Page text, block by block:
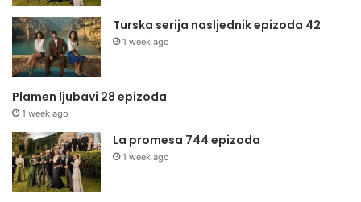
Turska serija nasljednik epizoda 42
1 week ago
Plamen ljubavi 28 epizoda
1 week ago
La promesa 744 epizoda
1 week ago